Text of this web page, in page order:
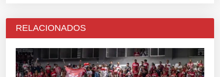
RELACIONADOS